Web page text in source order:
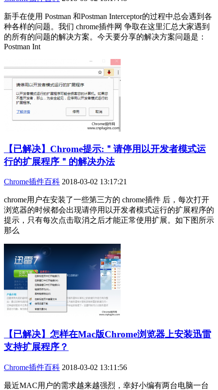
新手在使用 Postman 和Postman Interceptor的过程中总会遇到各
种各样的问题。我们 chrome插件网 争取在这里汇总大家遇到
的所有的问题的解决方案。今天要分享的解决方案问题是：
Postman Int
【已解决】Chrome提示:＂请停用以开发者模式运
行的扩展程序＂的解决办法
Chrome插件百科 2018-03-02 13:17:21
chrome用户在安装了一些第三方的 chrome插件 后，每次打开
浏览器的时候都会出现请停用以开发者模式运行的扩展程序的
提示，只有每次点击取消之后才能正常使用扩展。如下图所示
那么
【已解决】怎样在Mac版Chrome浏览器上安装迅雷
支持扩展程序？
Chrome插件百科 2018-03-02 13:11:56
最近MAC用户的需求越来越强烈，幸好小编有两台电脑一台